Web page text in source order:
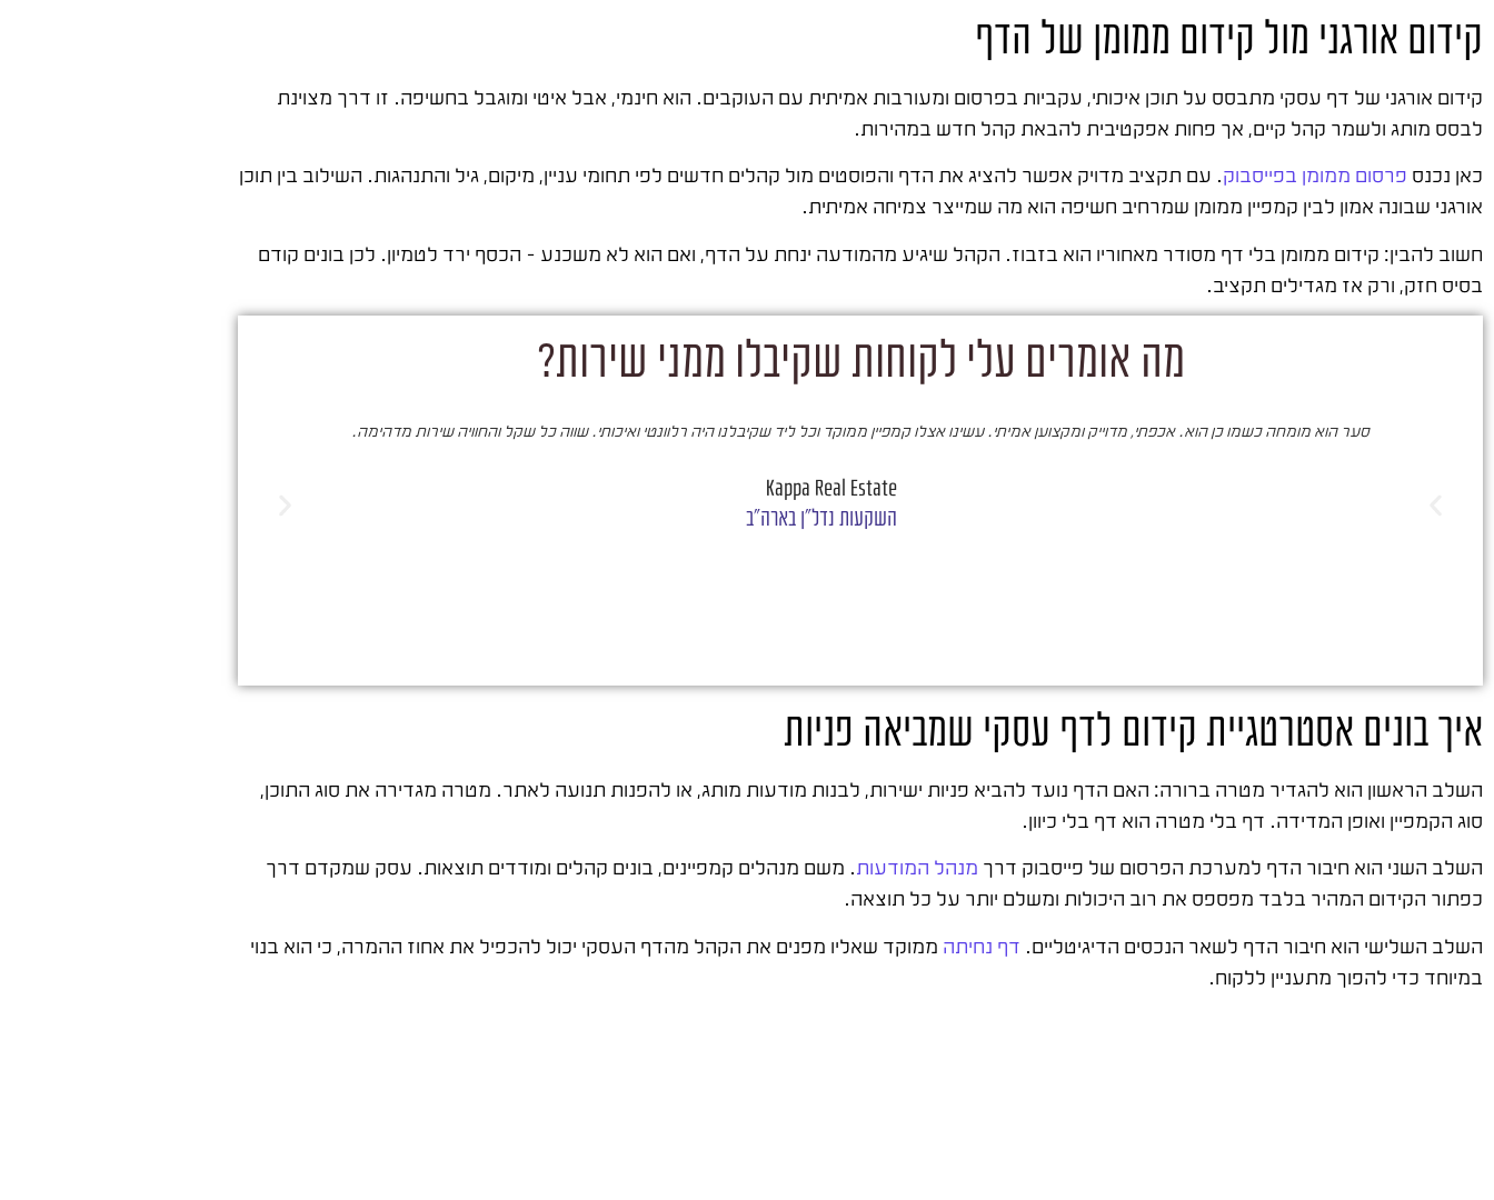
קידום אורגני מול קידום ממומן של הדף
קידום אורגני של דף עסקי מתבסס על תוכן איכותי, עקביות בפרסום ומעורבות אמיתית עם העוקבים. הוא חינמי, אבל איטי ומוגבל בחשיפה. זו דרך מצוינת
לבסס מותג ולשמר קהל קיים, אך פחות אפקטיבית להבאת קהל חדש במהירות.
כאן נכנס פרסום ממומן בפייסבוק. עם תקציב מדויק אפשר להציג את הדף והפוסטים מול קהלים חדשים לפי תחומי עניין, מיקום, גיל והתנהגות. השילוב בין תוכן
אורגני שבונה אמון לבין קמפיין ממומן שמרחיב חשיפה הוא מה שמייצר צמיחה אמיתית.
חשוב להבין: קידום ממומן בלי דף מסודר מאחוריו הוא בזבוז. הקהל שיגיע מהמודעה ינחת על הדף, ואם הוא לא משכנע – הכסף ירד לטמיון. לכן בונים קודם
בסיס חזק, ורק אז מגדילים תקציב.
מה אומרים עלי לקוחות שקיבלו ממני שירות?
סער הוא מומחה כשמו כן הוא. אכפתי, מדוייק ומקצוען אמיתי. עשינו אצלו קמפיין ממוקד וכל ליד שקיבלנו היה רלוונטי ואיכותי. שווה כל שקל והחוויה שירות מדהימה.
Kappa Real Estate
השקעות נדל"ן בארה"ב
איך בונים אסטרטגיית קידום לדף עסקי שמביאה פניות
השלב הראשון הוא להגדיר מטרה ברורה: האם הדף נועד להביא פניות ישירות, לבנות מודעות מותג, או להפנות תנועה לאתר. מטרה מגדירה את סוג התוכן,
סוג הקמפיין ואופן המדידה. דף בלי מטרה הוא דף בלי כיוון.
השלב השני הוא חיבור הדף למערכת הפרסום של פייסבוק דרך מנהל המודעות. משם מנהלים קמפיינים, בונים קהלים ומודדים תוצאות. עסק שמקדם דרך
כפתור הקידום המהיר בלבד מפספס את רוב היכולות ומשלם יותר על כל תוצאה.
השלב השלישי הוא חיבור הדף לשאר הנכסים הדיגיטליים. דף נחיתה ממוקד שאליו מפנים את הקהל מהדף העסקי יכול להכפיל את אחוז ההמרה, כי הוא בנוי
במיוחד כדי להפוך מתעניין ללקוח.